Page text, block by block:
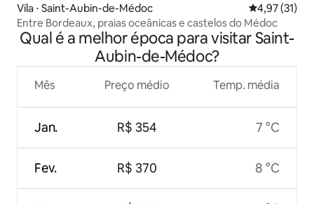
Vila ⋅ Saint-Aubin-de-Médoc 4,97 de uma
4,97 (31)
Entre Bordeaux, praias oceânicas e castelos do Médoc
Qual é a melhor época para visitar Saint-
Aubin-de-Médoc?
Mês
Jan.
Fev.
Preço médio
R$ 354
R$ 370
Temp. média
7 °C
8 °C